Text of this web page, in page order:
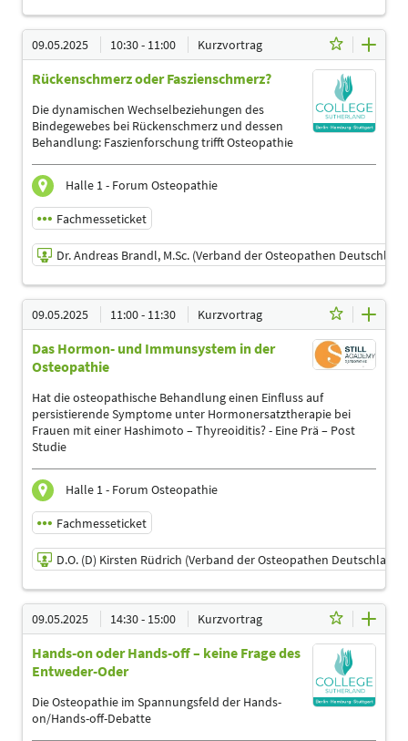
08.05.2025 | 14:30 - 15:00
Thorsten Hanf
Referent
Sprache
Deutsch
Themen
Ergotherapeuten | Heilpraktiker | Logopäden,
Sprachtherapeuten | Masseure und med. Bademeister |
Physiotherapeuten | Podologen | Sporttherapeuten |
Sportwissenschaftler | Trainer, Übungsleiter Reha-und
Gesundheitssport | Ärzte
09.05.2025 10:30 - 11:00 Kurzvortrag
Rückenschmerz oder Faszienschmerz?
Die dynamischen Wechselbeziehungen des
Bindegewebes bei Rückenschmerz und dessen
Behandlung: Faszienforschung trifft Osteopathie
Halle 1 - Forum Osteopathie
Fachmesseticket
Dr. Andreas Brandl, M.Sc. (Verband der Osteopathen Deutschland
09.05.2025 | 10:30 - 11:00
Dr. Andreas Brandl, M.Sc. (Verband der Osteopathen
Deutschland e.V.)
Referent
Deutsch
Themen
Ergotherapeuten | Heilpraktiker | Logopäden,
Sprachtherapeuten | Masseure und med. Bademeister |
Physiotherapeuten | Podologen | Sporttherapeuten |
Sportwissenschaftler | Trainer, Übungsleiter Reha-und
Gesundheitssport | Ärzte
09.05.2025 11:00 - 11:30 Kurzvortrag
Das Hormon- und Immunsystem in der
Osteopathie
Hat die osteopathische Behandlung einen Einfluss auf
persistierende Symptome unter Hormonersatztherapie bei
Frauen mit einer Hashimoto – Thyreoiditis? - Eine Prä – Post
Studie
Halle 1 - Forum Osteopathie
Fachmesseticket
D.O. (D) Kirsten Rüdrich (Verband der Osteopathen Deutschland
09.05.2025 | 11:00 - 11:30
D.O. (D) Kirsten Rüdrich (Verband der Osteopathen
Deutschland e.V.)
Referent/in
Deutsch
Themen
09.05.2025 14:30 - 15:00 Kurzvortrag
Hands-on oder Hands-off – keine Frage des
Entweder-Oder
Die Osteopathie im Spannungsfeld der Hands-
on/Hands-off-Debatte